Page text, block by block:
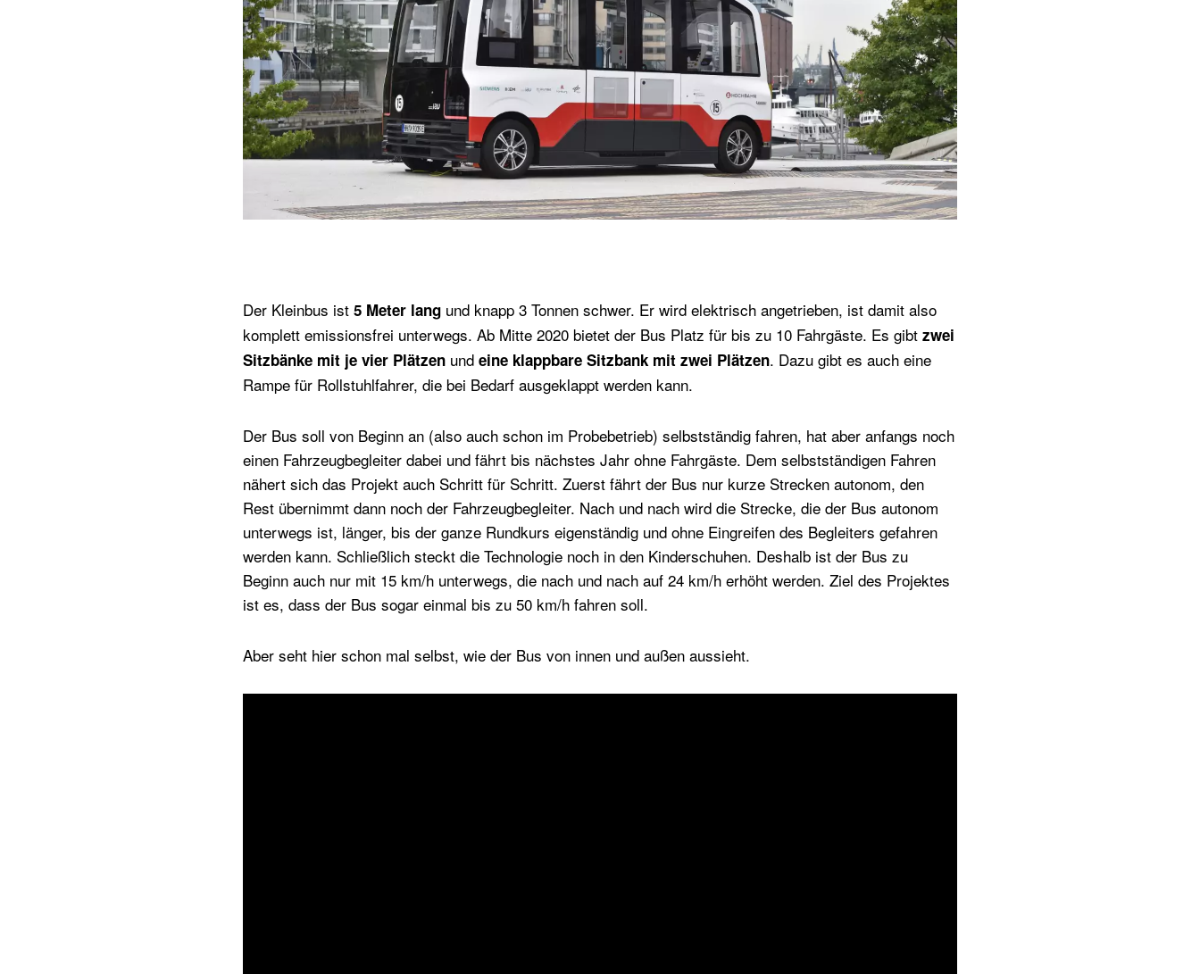
Der Kleinbus ist 5 Meter lang und knapp 3 Tonnen schwer. Er wird elektrisch angetrieben, ist damit also
komplett emissionsfrei unterwegs. Ab Mitte 2020 bietet der Bus Platz für bis zu 10 Fahrgäste. Es gibt zwei
Sitzbänke mit je vier Plätzen und eine klappbare Sitzbank mit zwei Plätzen. Dazu gibt es auch eine
Rampe für Rollstuhlfahrer, die bei Bedarf ausgeklappt werden kann.
Der Bus soll von Beginn an (also auch schon im Probebetrieb) selbstständig fahren, hat aber anfangs noch
einen Fahrzeugbegleiter dabei und fährt bis nächstes Jahr ohne Fahrgäste. Dem selbstständigen Fahren
nähert sich das Projekt auch Schritt für Schritt. Zuerst fährt der Bus nur kurze Strecken autonom, den
Rest übernimmt dann noch der Fahrzeugbegleiter. Nach und nach wird die Strecke, die der Bus autonom
unterwegs ist, länger, bis der ganze Rundkurs eigenständig und ohne Eingreifen des Begleiters gefahren
werden kann. Schließlich steckt die Technologie noch in den Kinderschuhen. Deshalb ist der Bus zu
Beginn auch nur mit 15 km/h unterwegs, die nach und nach auf 24 km/h erhöht werden. Ziel des Projektes
ist es, dass der Bus sogar einmal bis zu 50 km/h fahren soll.
Aber seht hier schon mal selbst, wie der Bus von innen und außen aussieht.